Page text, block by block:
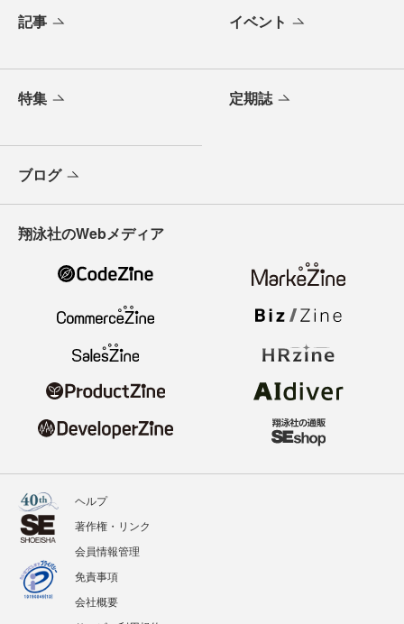
記事 イベント
特集 定期誌
ブログ
翔泳社のWebメディア
ヘルプ
著作権・リンク
会員情報管理
免責事項
会社概要